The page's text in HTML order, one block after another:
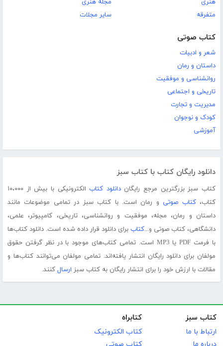
هنری
متفرقه
مجله هنری
سایر مجلات
کتاب صوتی
شعر و ادبیات
داستان و رمان
روانشناسی و موفقیت
تاریخی و اجتماعی
مدیریت و تجارت
کودک و نوجوان
آموزشی
دانلود رایگان کتاب با کتاب سبز
کتاب سبز بزرگترین مرجع رایگاندانلود کتاب
الکترونیکی با بیش از ۱۰،۰۰۰
کتاب،کتاب صوتی و رمان است. با کتاب سبز در تمامی موضوعات مانند
داستان و رمان، مجله، موفقیت و روانشناسی، تاریخی، کامپیوتر، علمی،
دانشگاهی، کتاب صوتی و...کتاب برای دانلود قرار داده شده است. دانلود کتاب‌ها
با فرمت PDF یا MP3 است. تمامی کتاب‌های موجود با در نظر گرفتن حقوق
مولفان برای دانلود رایگان انتشار یافته‌اند. تمامی مولفان می‌توانند کتاب‌ها و
مقالات با ارزش خود را برای انتشار رایگان به کتاب سبز ارسال کنند.
کتاب سبز
ارتباط با ما
کتابراه
کتاب الکترونیک